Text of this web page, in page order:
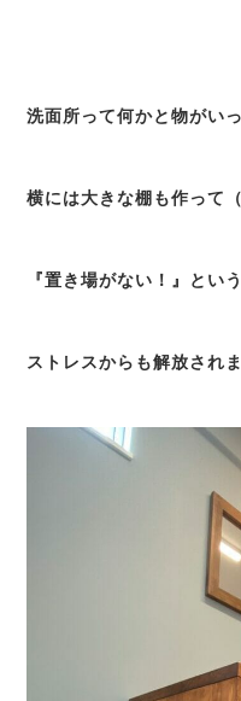
洗面所って何かと物がい
横には大きな棚も作って
『置き場がない！』という
ストレスからも解放され